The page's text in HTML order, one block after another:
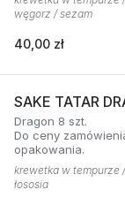
węgorz / sezam
40,00 zł
SAKE TATAR
Dragon 8 szt.
Do ceny
opakowania.
krewetka w tempurze
łososia